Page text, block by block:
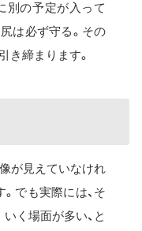
別の予定が入って
は必ず守る。その
き締まります。
が見えていなけれ
でも実際には、そ
く場面が多い、と